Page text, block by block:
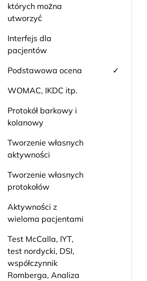
których można
utworzyć
Interfejs dla
pacjentów
Podstawowa ocena
✓
WOMAC, IKDC itp.
Protokół barkowy i
kolanowy
Tworzenie własnych
aktywności
Tworzenie własnych
protokołów
Aktywności z
wieloma pacjentami
Test McCalla, IYT,
test nordycki, DSI,
współczynnik
Romberga, Analiza